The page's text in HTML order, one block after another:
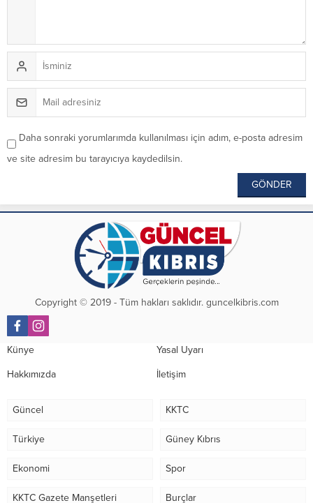
Daha sonraki yorumlarımda kullanılması için adım, e-posta adresim
ve site adresim bu tarayıcıya kaydedilsin.
Copyright © 2019 - Tüm hakları saklıdır. guncelkibris.com
Künye Yasal Uyarı
Hakkımızda İletişim
Güncel KKTC
Türkiye Güney Kıbrıs
Ekonomi Spor
KKTC Gazete Manşetleri Burçlar